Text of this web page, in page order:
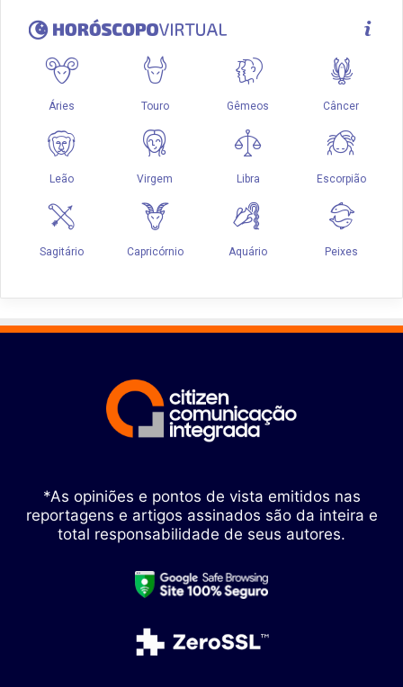
*As opiniões e pontos de vista emitidos nas
reportagens e artigos assinados são da inteira e
total responsabilidade de seus autores.